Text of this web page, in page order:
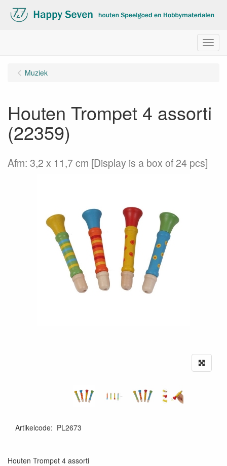
Menu
Muziek
Houten Trompet 4 assorti
(22359)
Afm: 3,2 x 11,7 cm [Display is a box of 24 pcs]
Artikelcode: PL2673
Houten Trompet 4 assorti